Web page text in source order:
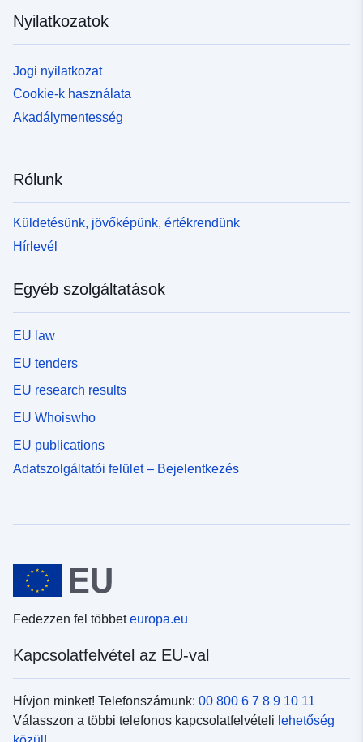
Nyilatkozatok
Jogi nyilatkozat
Cookie-k használata
Akadálymentesség
Rólunk
Küldetésünk, jövőképünk, értékrendünk
Hírlevél
Egyéb szolgáltatások
EU law
EU tenders
EU research results
EU Whoiswho
EU publications
Adatszolgáltatói felület – Bejelentkezés
Fedezzen fel többeteuropa.eu
Kapcsolatfelvétel az EU-val
Hívjon minket! Telefonszámunk: 00 800 6 7 8 9 10 11
Válasszon a többi telefonos kapcsolatfelvételi lehetőség